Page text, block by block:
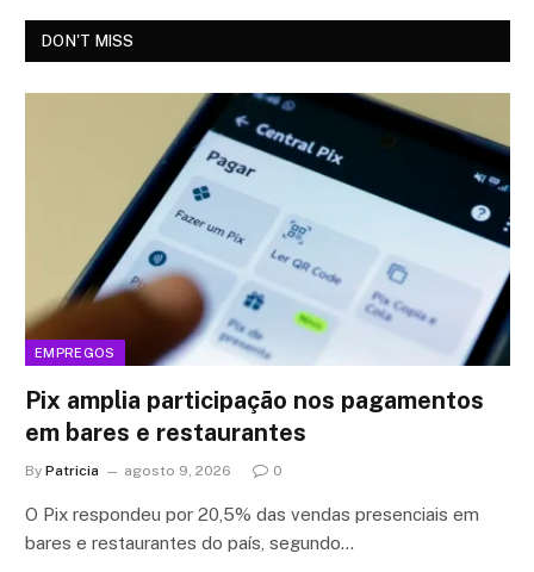
DON'T MISS
EMPREGOS
Pix amplia participação nos pagamentos
em bares e restaurantes
By Patricia agosto 9, 2026 0
O Pix respondeu por 20,5% das vendas presenciais em
bares e restaurantes do país, segundo…